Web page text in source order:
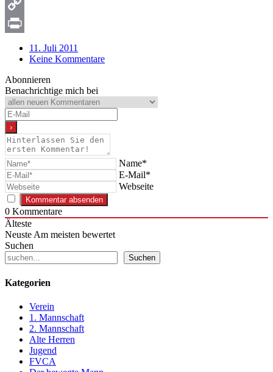
Snapchat
Copy
11. Juli 2011
Keine Kommentare
Abonnieren
Benachrichtige mich bei
Name*
E-Mail*
Webseite
0 Kommentare
Älteste
NeusteAm meisten bewertet
Suchen
Suchen
Kategorien
Verein
1. Mannschaft
2. Mannschaft
Alte Herren
Jugend
FVCA